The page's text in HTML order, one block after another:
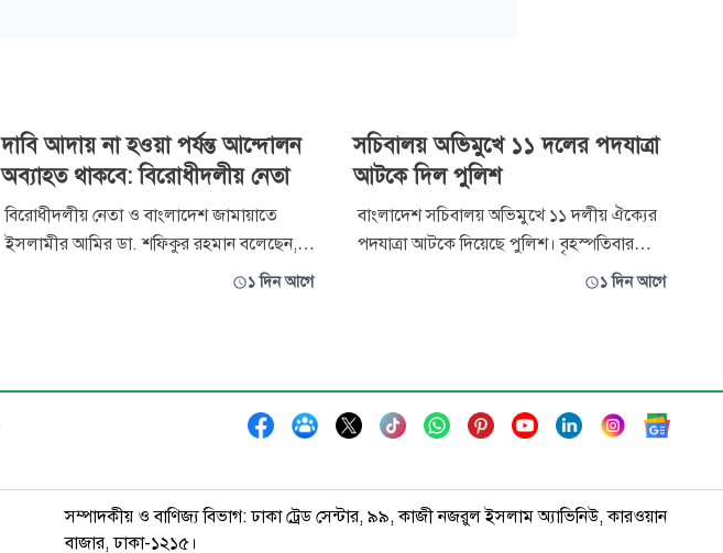
দাবি আদায় না হওয়া পর্যন্ত আন্দোলন
অব্যাহত থাকবে: বিরোধীদলীয় নেতা
বিরোধীদলীয় নেতা ও বাংলাদেশ জামায়াতে
ইসলামীর আমির ডা. শফিকুর রহমান বলেছেন,
১১ দলীয় ঐক্য ১৮ কোটি মানুষের অধিকার রক্ষার
দূরীকরণ, তেল, গ্যাস বিদ্যুতের দাম নিয
১ দিন আগে
সচিবালয় অভিমুখে ১১ দলের পদযাত্রা
আটকে দিল পুলিশ
বাংলাদেশ সচিবালয় অভিমুখে ১১ দলীয় ঐক্যের
পদযাত্রা আটকে দিয়েছে পুলিশ। বৃহস্পতিবার
দুপুরে ১১ দলীয় জোটের নেতারা সচিবালয়
মোতায়েন করা হয়েছে এবং ধীরে ধীরে সচিবালয়
১ দিন আগে
সম্পাদকীয় ও বাণিজ্য বিভাগ: ঢাকা ট্রেড সেন্টার, ৯৯, কাজী নজরুল ইসলাম অ্যাভিনিউ, কারওয়ান
বাজার, ঢাকা-১২১৫।